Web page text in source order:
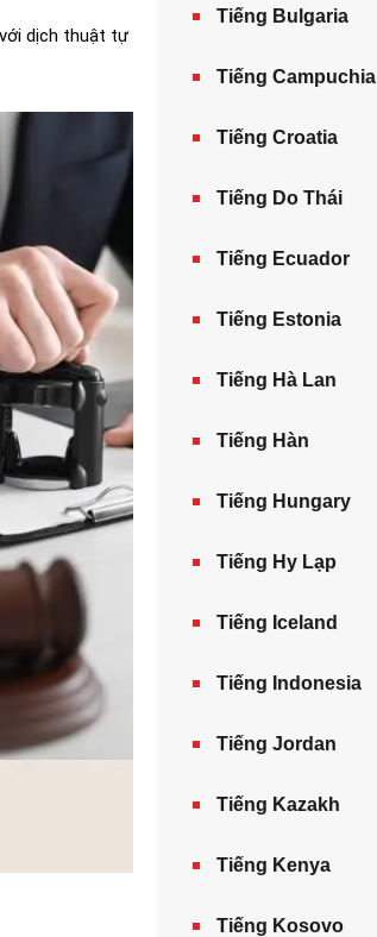
dịch thuật tự
Tiếng Bulgaria
Tiếng Campuchia
Tiếng Croatia
Tiếng Do Thái
Tiếng Ecuador
Tiếng Estonia
Tiếng Hà Lan
Tiếng Hàn
Tiếng Hungary
Tiếng Hy Lạp
Tiếng Iceland
Tiếng Indonesia
Tiếng Jordan
Tiếng Kazakh‎
Tiếng Kenya
Tiếng Kosovo